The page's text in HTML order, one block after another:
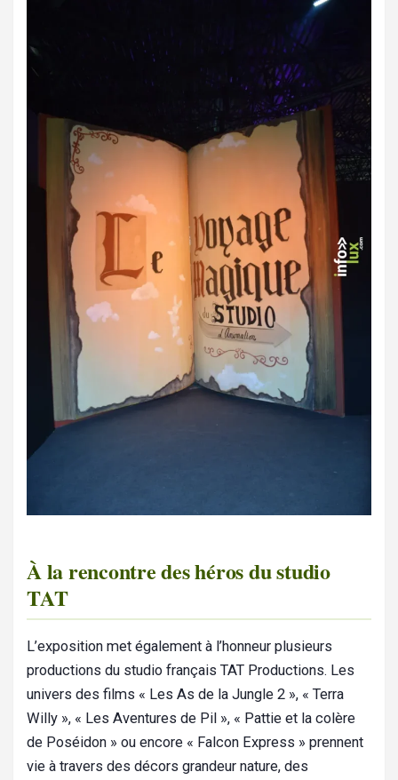
À la rencontre des héros du studio
TAT
L’exposition met également à l’honneur plusieurs
productions du studio français TAT Productions. Les
univers des films « Les As de la Jungle 2 », « Terra
Willy », « Les Aventures de Pil », « Pattie et la colère
de Poséidon » ou encore « Falcon Express » prennent
vie à travers des décors grandeur nature, des